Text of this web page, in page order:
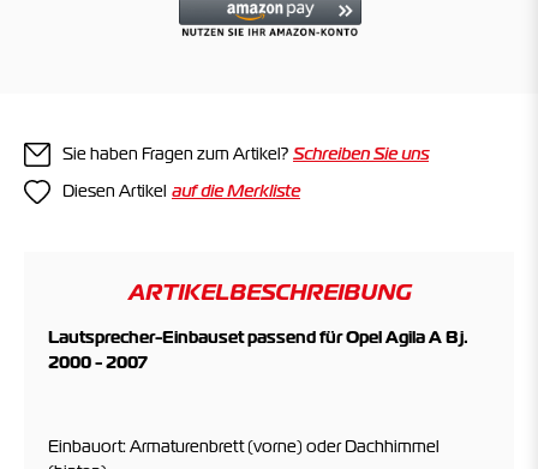
Sie haben Fragen zum Artikel? Schreiben Sie uns
Diesen Artikel
ARTIKELBESCHREIBUNG
Lautsprecher-Einbauset passend für Opel Agila A Bj.
2000 - 2007
Einbauort: Armaturenbrett (vorne) oder Dachhimmel